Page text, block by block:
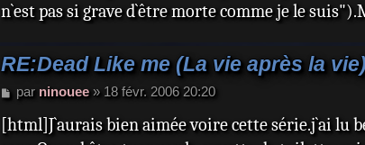
n`est pas si grave d`être morte comme je le
RE:Dead Like me (La vie après la vie)
M
s
par ninouee» 18 févr. 2006 20:20
[html]J`aurais bien aimée voire cette série.j`ai lu